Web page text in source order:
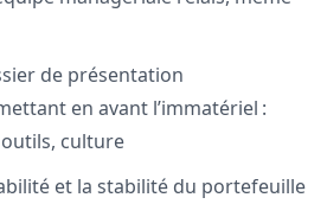
de présentation
en avant l’immatériel :
culture
et la stabilité du portefeuille